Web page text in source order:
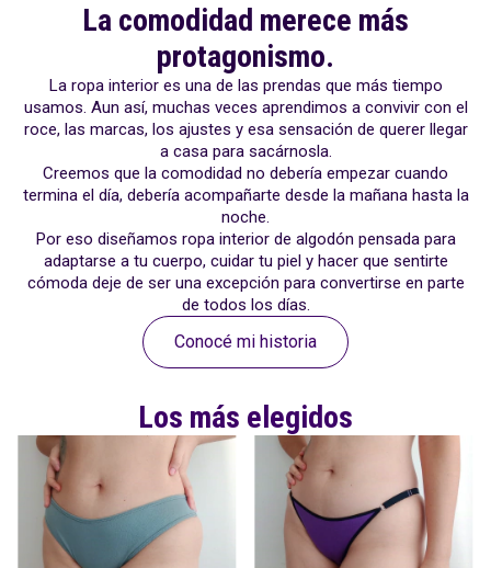
La comodidad merece más
protagonismo.
La ropa interior es una de las prendas que más tiempo
usamos. Aun así, muchas veces aprendimos a convivir con el
roce, las marcas, los ajustes y esa sensación de querer llegar
a casa para sacárnosla.
Creemos que la comodidad no debería empezar cuando
termina el día, debería acompañarte desde la mañana hasta la
noche.
Por eso diseñamos ropa interior de algodón pensada para
adaptarse a tu cuerpo, cuidar tu piel y hacer que sentirte
cómoda deje de ser una excepción para convertirse en parte
de todos los días.
Conocé mi historia
Los más elegidos